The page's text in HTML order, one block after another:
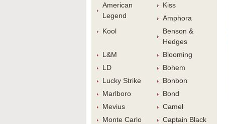
American
Legend
Ki
Amphora
Kool
Benson &
Hedge
L&M
Blooming
LD
Bohem
Lucky Strike
Bonbon
Marlboro
Bond
Meviu
Camel
Monte Carlo
Captain Black